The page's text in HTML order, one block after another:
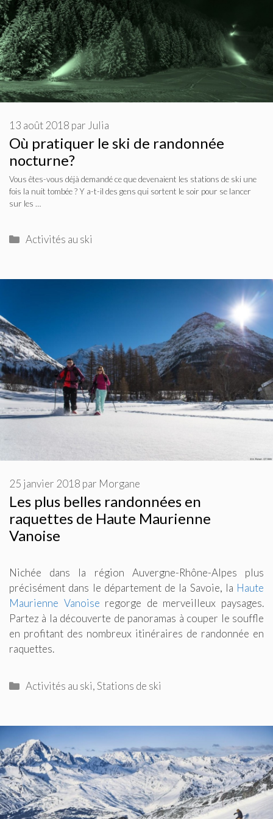
Où pratiquer le ski de randonnée
nocturne?
13 août 2018 par Julia
Vous êtes-vous déjà demandé ce que devenaient les stations de ski une
fois la nuit tombée ? Y a-t-il des gens qui sortent le soir pour se lancer
sur les …
Catégories
Activités au ski
Les plus belles randonnées en
raquettes de Haute Maurienne
Vanoise
25 janvier 2018 par Morgane
Nichée dans la région Auvergne-Rhône-Alpes plus
précisément dans le département de la Savoie, la Haute
Maurienne Vanoise regorge de merveilleux paysages.
Partez à la découverte de panoramas à couper le souffle
en profitant des nombreux itinéraires de randonnée en
raquettes.
Catégories
Activités au ski,Stations de ski